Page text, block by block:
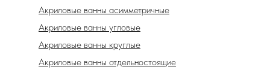
Акриловые ванны отдельностоящие
Акриловые ванны асимметричные
Акриловые ванны угловые
Акриловые ванны круглые